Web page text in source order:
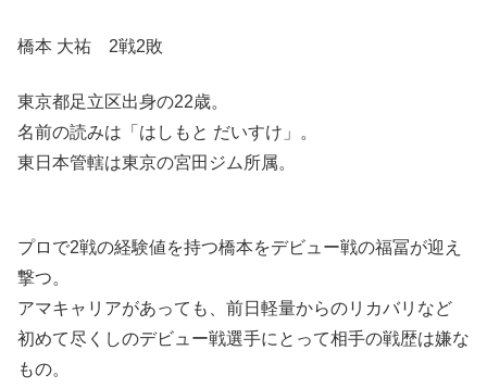
橋本 大祐 2戦2敗
東京都足立区出身の22歳。
名前の読みは「はしもと だいすけ」。
東日本管轄は東京の宮田ジム所属。
プロで2戦の経験値を持つ橋本をデビュー戦の福冨が迎え
撃つ。
アマキャリアがあっても、前日軽量からのリカバリなど
初めて尽くしのデビュー戦選手にとって相手の戦歴は嫌な
もの。